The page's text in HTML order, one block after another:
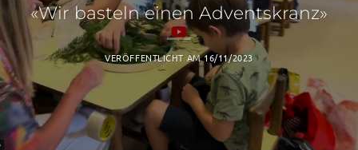
«Wir basteln einen Adventskranz»
VERÖFFENTLICHT AM16/11/2023